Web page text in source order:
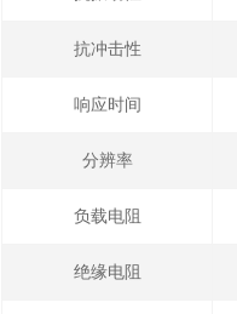
抗冲击性
响应时间
分辨率
负载电阻
绝缘电阻